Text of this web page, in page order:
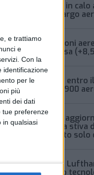
e trattiamo
e
Con la
identificazione
per le
più
dei dati
tue preferenze
in qualsiasi
Volumi in
per il cargo
Spedizioni
in ripresa
Boeing:
oltre 2.900
Xeneta
2026: la stiva
aumento
Boeing,
testano